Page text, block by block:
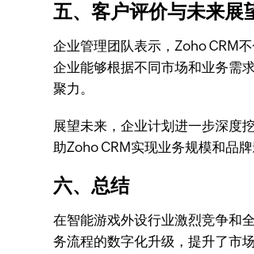
五、客户评价与未来展
企业管理团队表示，Zoho CRM
企业能够根据不同市场和业务需
聚力。
展望未来，企业计划进一步深度
助Zoho CRM实现业务规模和品牌
六、总结
在智能游戏外设行业激烈竞争和
务流程的数字化升级，提升了市